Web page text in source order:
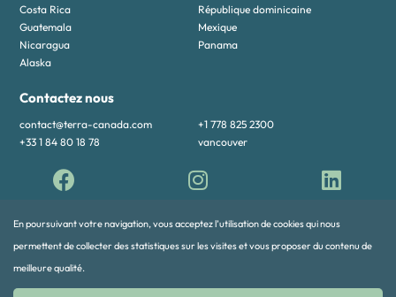
En poursuivant votre navigation, vous acceptez l’utilisation de cookies qui nous
permettent de collecter des statistiques sur les visites et vous proposer du contenu de
meilleure qualité.
Costa Rica
République dominicaine
Guatemala
Mexique
Nicaragua
Panama
Alaska
Contactez nous
contact@terra-canada.com
+1 778 825 2300
+33 1 84 80 18 78
vancouver